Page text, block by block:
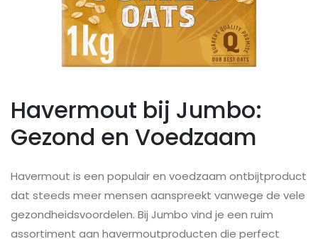
Havermout bij Jumbo:
Gezond en Voedzaam
Havermout is een populair en voedzaam ontbijtproduct
dat steeds meer mensen aanspreekt vanwege de vele
gezondheidsvoordelen. Bij Jumbo vind je een ruim
assortiment aan havermoutproducten die perfect